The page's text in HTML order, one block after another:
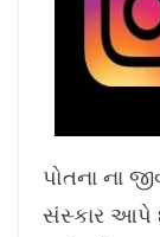
પોતના ના
સંસ્કાર આપે